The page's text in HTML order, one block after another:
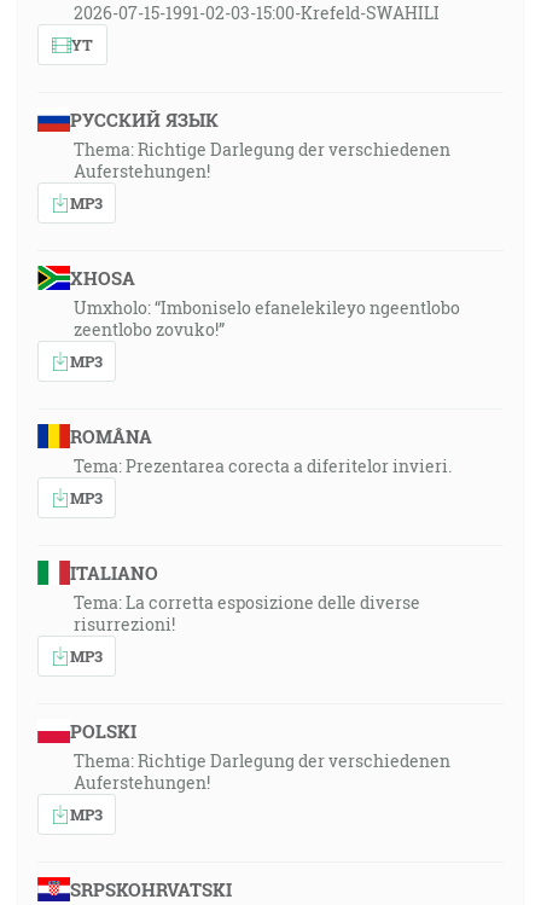
2026-07-15-1991-02-03-15:00-Krefeld-SWAHILI
YT
РУССКИЙ ЯЗЫК
Thema: Richtige Darlegung der verschiedenen
Auferstehungen!
MP3
XHOSA
Umxholo: “Imboniselo efanelekileyo ngeentlobo
zeentlobo zovuko!”
MP3
ROMÂNA
Tema: Prezentarea corecta a diferitelor invieri.
MP3
ITALIANO
Tema: La corretta esposizione delle diverse
risurrezioni!
MP3
POLSKI
Thema: Richtige Darlegung der verschiedenen
Auferstehungen!
MP3
SRPSKOHRVATSKI